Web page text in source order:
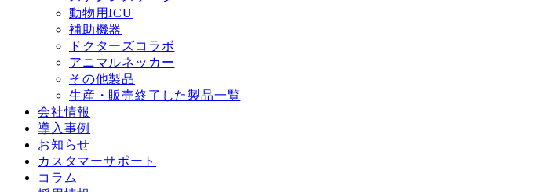
動物用ICU
補助機器
ドクターズコラボ
アニマルネッカー
その他製品
生産・販売終了した製品一覧
会社情報
導入事例
お知らせ
カスタマーサポート
コラム